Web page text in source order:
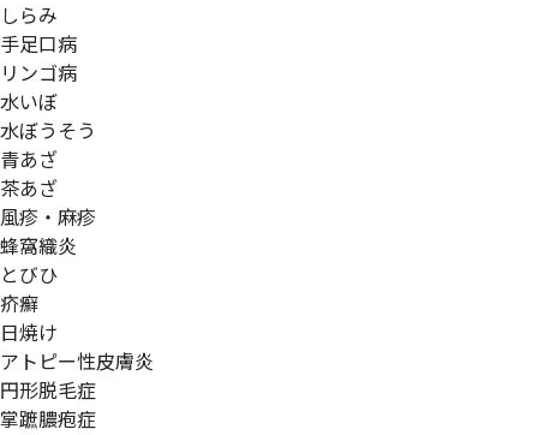
しらみ
手足口病
リンゴ病
水いぼ
水ぼうそう
青あざ
茶あざ
風疹・麻疹
蜂窩織炎
とびひ
疥癬
日焼け
アトピー性皮膚炎
円形脱毛症
掌蹠膿疱症